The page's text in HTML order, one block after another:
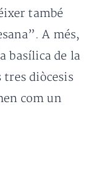
també
A més,
basílica de la
tres diòcesis
com un